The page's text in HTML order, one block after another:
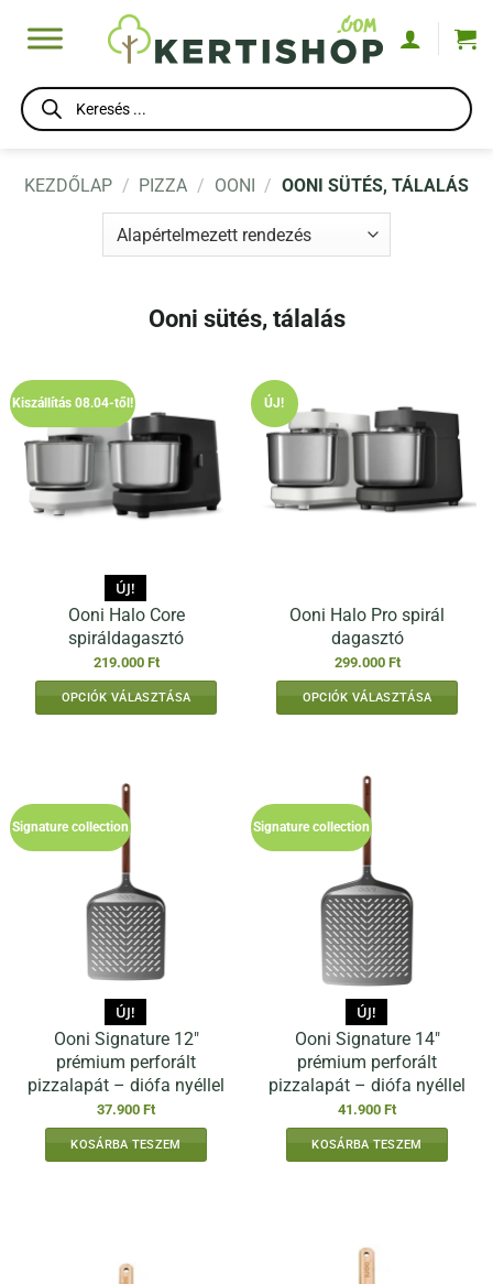
Products
search
KEZDŐLAP / PIZZA / OONI / OONI SÜTÉS, TÁLALÁS
Ooni sütés, tálalás
Kiszállítás 08.04-től!
ÚJ!
Ooni Halo Core
spiráldagasztó
219.000 Ft
OPCIÓK VÁLASZTÁSA
több
variációja
van.
változatok
a
termékoldalon
választhatók
ki
ÚJ!
Ooni Halo Pro spirál
dagasztó
299.000 Ft
OPCIÓK VÁLASZTÁSA
terméknek
több
variációja
van.
A
változatok
a
termékoldalon
választhatók
ki
Signature collection
ÚJ!
Ooni Signature 12″
prémium perforált
pizzalapát – diófa nyéllel
37.900 Ft
KOSÁRBA TESZEM
Signature collection
ÚJ!
Ooni Signature 14″
prémium perforált
pizzalapát – diófa nyéllel
41.900 Ft
KOSÁRBA TESZEM